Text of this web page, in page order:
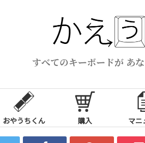
すべてのキーボードが あ
おやうちくん 購入 マニ